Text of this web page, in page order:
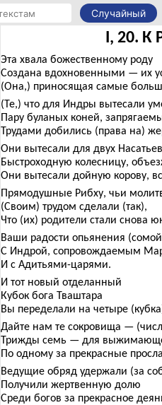
Случайный
I, 20. К
Эта хвала божественному роду
Создана вдохновенными — их
(Она,) приносящая самые
(Те,) что для Индры вытесали
Пару буланых коней,
Трудами добились (права на)
Они вытесали для двух Насатьев
Быстроходную колесницу,
Они вытесали дойную корову,
Прямодушные Рибху, чьи
(Своим) трудом сделали (так),
Что (их) родители стали снова
Ваши радости опьянения
С Индрой, сопровождаемым
И с Адитьями-царями.
И тот новый отделанный
Кубок бога Тваштара
Вы переделали на четыре
Дайте нам те сокровища —
Трижды семь — для
По одному за прекрасные
Ведущие обряд удержали (за
Получили жертвенную долю
Среди богов за прекрасное